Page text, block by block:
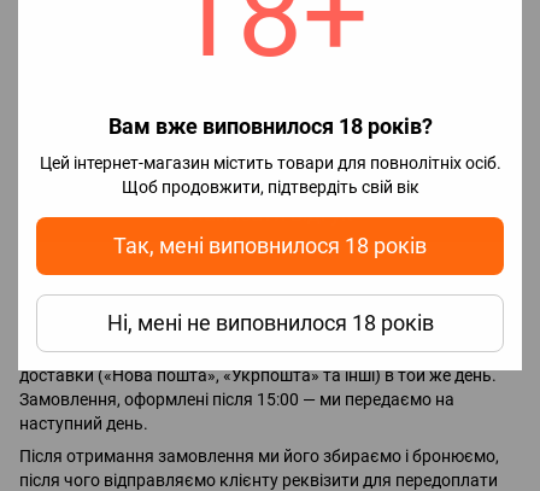
Вам вже виповнилося 18 років?
Цей інтернет-магазин містить товари для повнолітніх осіб.
Щоб продовжити, підтвердіть свій вік
Так, мені виповнилося 18 років
Ні, мені не виповнилося 18 років
Додайте перший відгук
Написати відгук
Доставка Оплата
Замовлення, оформлені до 15:00, ми передаємо службам
доставки («Нова пошта», «Укрпошта» та інші) в той же день.
Замовлення, оформлені після 15:00 — ми передаємо на
наступний день.
Після отримання замовлення ми його збираємо і бронюємо,
після чого відправляємо клієнту реквізити для передоплати